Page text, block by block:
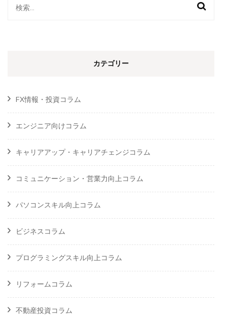
検
カテゴリー
FX情報・投資コラム
エンジニア向けコラム
キャリアアップ・キャリアチェンジコラム
コミュニケーション・営業力向上コラム
パソコンスキル向上コラム
ビジネスコラム
プログラミングスキル向上コラム
リフォームコラム
不動産投資コラム